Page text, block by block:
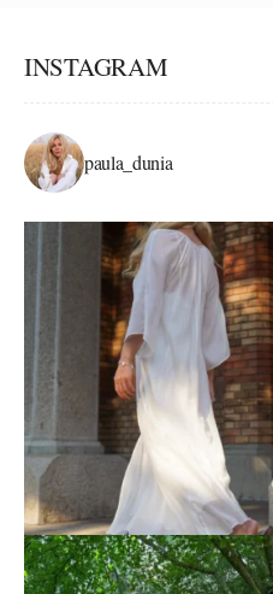
INSTAGRAM
paula_dunia